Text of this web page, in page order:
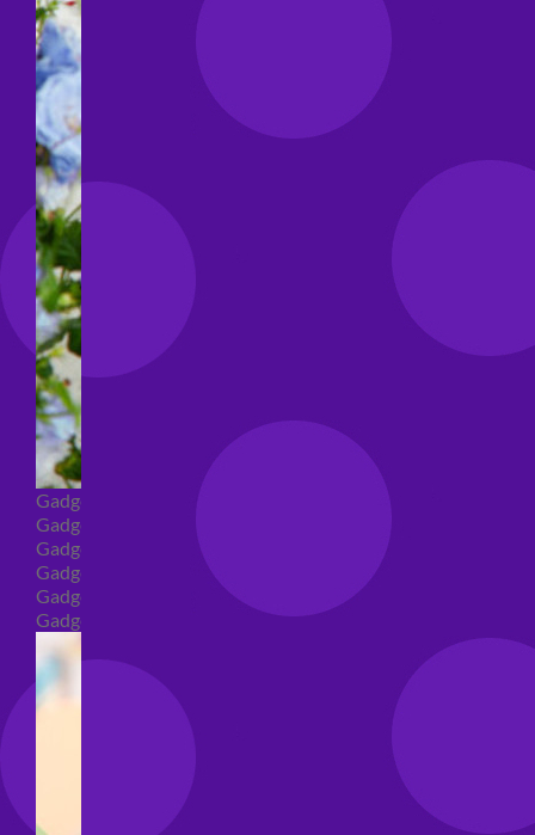
Gadget
Gadget addio al nubilato
Gadget Laurea
Gadget addio al celibato
Gadget per compleanno
Gadget generici